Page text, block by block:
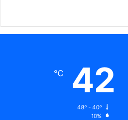
42
℃
10%